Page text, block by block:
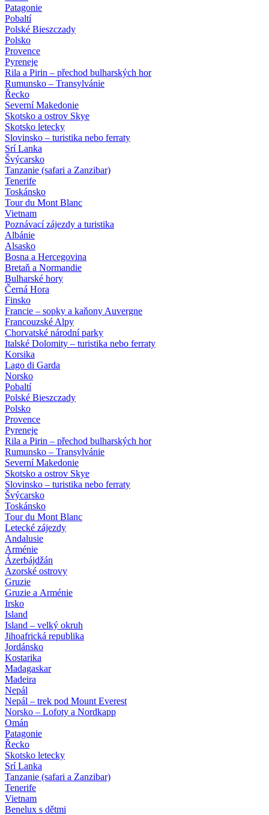
Patagonie
Pobaltí
Polské Bieszczady
Polsko
Provence
Pyreneje
Rila a Pirin – přechod bulharských hor
Rumunsko – Transylvánie
Řecko
Severní Makedonie
Skotsko a ostrov Skye
Skotsko letecky
Slovinsko – turistika nebo ferraty
Srí Lanka
Švýcarsko
Tanzanie (safari a Zanzibar)
Tenerife
Toskánsko
Tour du Mont Blanc
Vietnam
Poznávací zájezdy a turistika
Albánie
Alsasko
Bosna a Hercegovina
Bretaň a Normandie
Bulharské hory
Černá Hora
Finsko
Francie – sopky a kaňony Auvergne
Francouzské Alpy
Chorvatské národní parky
Italské Dolomity – turistika nebo ferraty
Korsika
Lago di Garda
Norsko
Pobaltí
Polské Bieszczady
Polsko
Provence
Pyreneje
Rila a Pirin – přechod bulharských hor
Rumunsko – Transylvánie
Severní Makedonie
Skotsko a ostrov Skye
Slovinsko – turistika nebo ferraty
Švýcarsko
Toskánsko
Tour du Mont Blanc
Letecké zájezdy
Andalusie
Arménie
Ázerbájdžán
Azorské ostrovy
Gruzie
Gruzie a Arménie
Irsko
Island
Island – velký okruh
Jihoafrická republika
Jordánsko
Kostarika
Madagaskar
Madeira
Nepál
Nepál – trek pod Mount Everest
Norsko – Lofoty a Nordkapp
Omán
Patagonie
Řecko
Skotsko letecky
Srí Lanka
Tanzanie (safari a Zanzibar)
Tenerife
Vietnam
Benelux s dětmi